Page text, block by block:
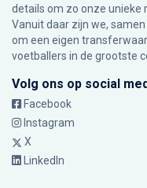
details om zo onze unieke
Vanuit daar zijn we,
om een eigen
voetballers in de grootste
Volg ons op social
Facebook
Instagram
X
LinkedIn